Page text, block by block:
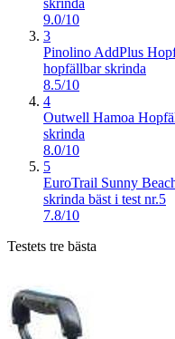
9.0/10
3
Pinolino AddPlus
hopfällbar skrinda
8.5/10
4
Outwell Hamoa
skrinda
8.0/10
5
EuroTrail Sunny
skrinda bäst i test nr.5
7.8/10
Testets tre bästa